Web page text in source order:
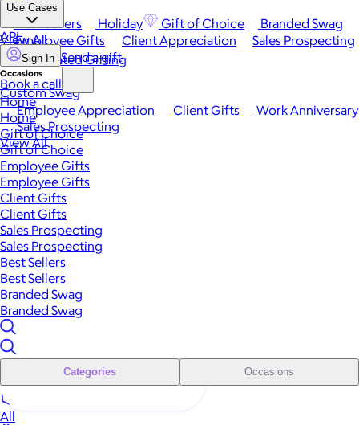
Best Sellers Holiday Gift of Choice
Branded Swag
View All
Occasions
Employee Appreciation Client Gifts
Work Anniversary
Sales Prospecting
View All
Use Cases
Employee Gifts Client Appreciation
Sales Prospecting
Automated Gifting
Custom Swag
API
Sign In Send a gift
Book a call
Home
Home
Gift of Choice
Gift of Choice
Employee Gifts
Employee Gifts
Client Gifts
Client Gifts
Sales Prospecting
Sales Prospecting
Best Sellers
Best Sellers
Branded Swag
Branded Swag
Categories Occasions
All